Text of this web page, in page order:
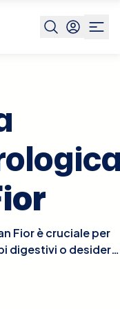
San Fior
Fior è cruciale per
digestivi o desideri
apparato